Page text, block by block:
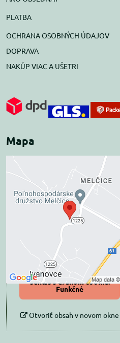
PLATBA
OCHRANA OSOBNÝCH ÚDAJOV
DOPRAVA
NAKÚP VIAC A UŠETRI
Mapa
Externý obsah je
blokovaný Voľbami
súkromia
Prajete si načítať externý obsah?
Povoliť tentokrát
Povoliť a zapamätať -
súhlas s druhom cookie:
Funkčné
Otvoriť obsah v novom okne